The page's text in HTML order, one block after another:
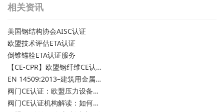
相关资讯
美国钢结构协会AISC认证
欧盟技术评估ETA认证
倒锥锚栓ETA认证服务
【CE-CPR】欧盟钢纤维CE认证/混凝土用钢纤维欧盟合规性CE认证
EN 14509:2013–建筑用金属保温夹芯板
阀门CE认证：欧盟压力设备安全要求
阀门CE认证机构解读：如何选择专业的CE认证机构